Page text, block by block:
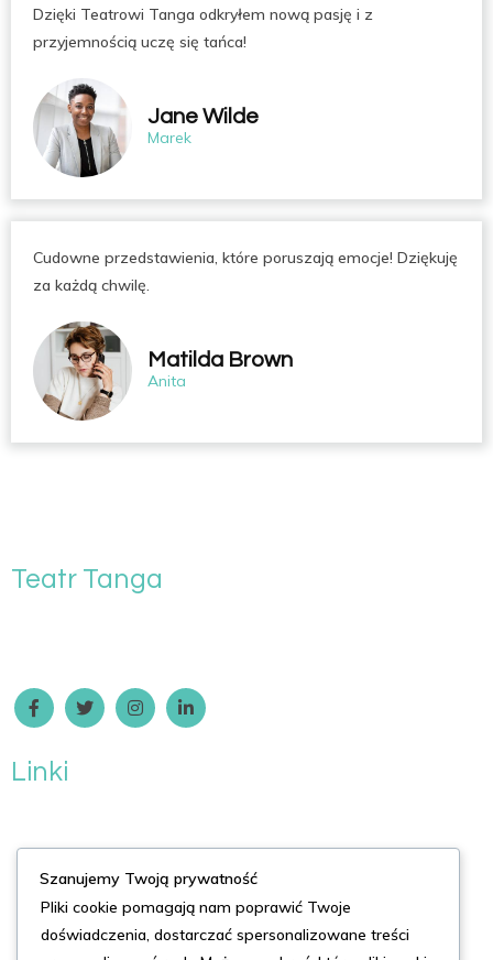
Dzięki Teatrowi Tanga odkryłem nową pasję i z
przyjemnością uczę się tańca!
Jane Wilde
Marek
Cudowne przedstawienia, które poruszają emocje! Dziękuję
za każdą chwilę.
Matilda Brown
Anita
Teatr Tanga
Linki
Usługi
Kontakt
Szanujemy Twoją prywatność
Pliki cookie pomagają nam poprawić Twoje
doświadczenia, dostarczać spersonalizowane treści